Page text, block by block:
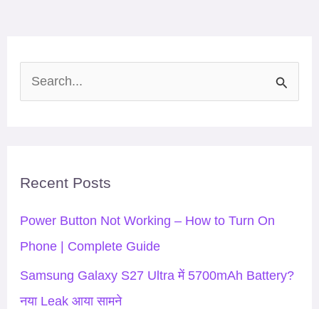
c
h
f
Recent Posts
Power Button Not Working – How to Turn On
Phone | Complete Guide
Samsung Galaxy S27 Ultra में 5700mAh Battery?
नया Leak आया सामने